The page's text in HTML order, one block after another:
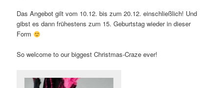
Das Angebot gilt vom 10.12. bis zum 20.12. einschließlich! Und
gibst es dann frühestens zum 15. Geburtstag wieder in dieser
Form
So welcome to our biggest Christmas-Craze ever!